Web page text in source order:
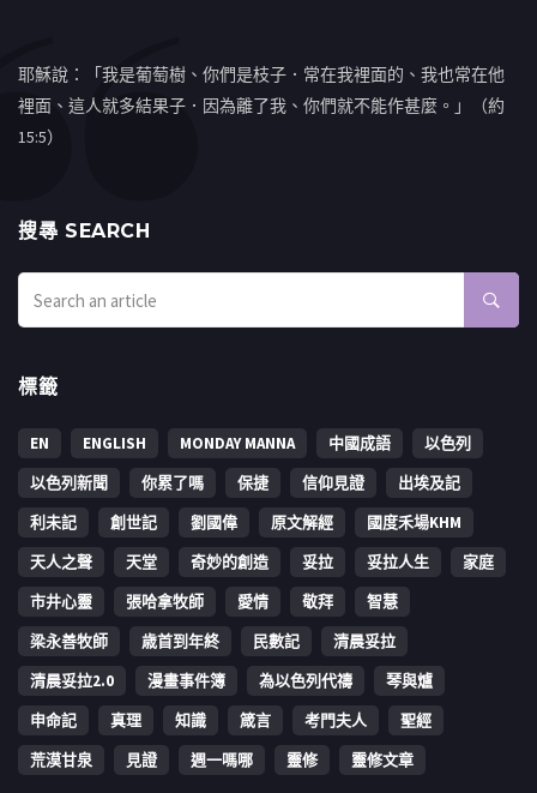
耶穌說：「我是葡萄樹、你們是枝子．常在我裡面的、我也常在他
裡面、這人就多結果子．因為離了我、你們就不能作甚麼。」（約
15:5）
搜㝷 SEARCH
標籤
EN ENGLISH MONDAY MANNA 中國成語
以色列
以色列新聞
你累了嗎 保捷 信仰見證
出埃及記
利未記
創世記 劉國偉 原文解經
國度禾場KHM
天人之聲
天堂 奇妙的創造 妥拉 妥拉人生
家庭
市井心靈
張哈拿牧師 愛情 敬拜
智慧
梁永善牧師
歳首到年終 民數記
清晨妥拉
清晨妥拉2.0
漫畫事件簿 為以色列代禱
琴與爐
申命記
真理 知識 箴言 考門夫人
聖經
荒漠甘泉
見證 週一嗎哪 靈修 靈修文章